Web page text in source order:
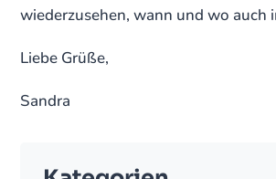
wiederzusehen, wann und wo auch
Liebe Grüße,
Sandra